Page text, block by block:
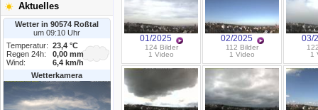
Aktuelles
Wetter in 90574 Roßtal
um 09:10 Uhr
Temperatur:
23,4 °C
Regen 24h:
0,00 mm
Wind:
6,4 km/h
Wetterkamera
01/2025
124 Bilder
1 Video
02/2025
112 Bilder
1 Video
03/
1